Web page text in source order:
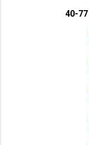
40-77